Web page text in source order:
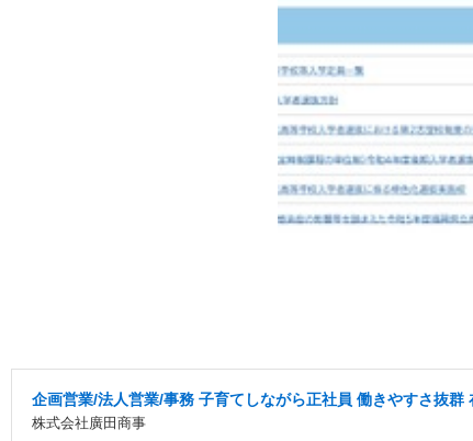
企画営業/法人営業/事務 子育てしながら正社員 働きやすさ抜群
株式会社廣田商事